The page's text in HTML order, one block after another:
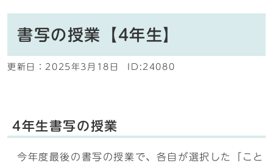
書写の授業【4年生】
更新日： 2025年3月18日 ID:24080
4年生書写の授業
今年度最後の書写の授業で、各自が選択した「こと